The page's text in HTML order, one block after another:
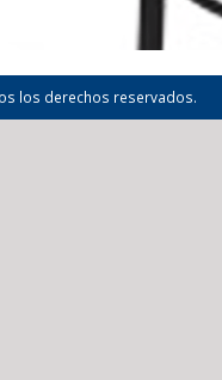
los derechos reservados.